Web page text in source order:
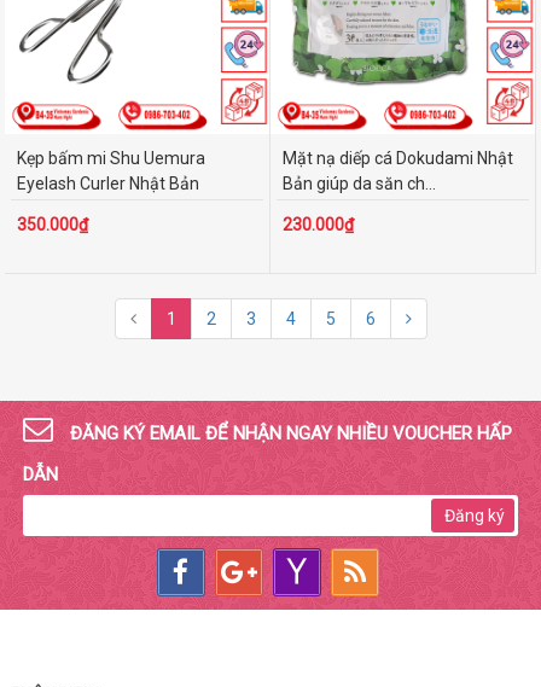
Kẹp bấm mi Shu Uemura
Eyelash Curler Nhật Bản
350.000₫
Mặt nạ diếp cá Dokudami Nhật
Bản giúp da săn ch...
230.000₫
1 2 3 4 5 6
ĐĂNG KÝ EMAIL ĐỂ NHẬN NGAY NHIỀU VOUCHER HẤP
DẪN
Đăng ký